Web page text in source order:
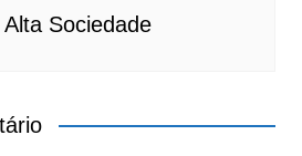
Sociedade